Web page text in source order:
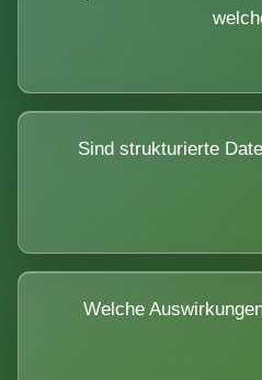
Sind strukturierte
Welche